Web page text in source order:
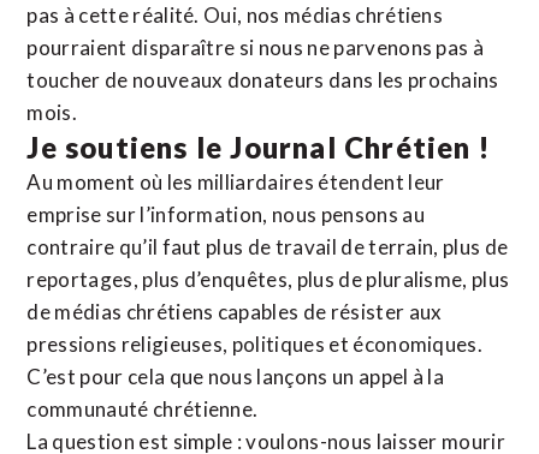
pas à cette réalité. Oui, nos médias chrétiens
pourraient disparaître si nous ne parvenons pas à
toucher de nouveaux donateurs dans les prochains
mois.
Je soutiens le Journal Chrétien !
Au moment où les milliardaires étendent leur
emprise sur l’information, nous pensons au
contraire qu’il faut plus de travail de terrain, plus de
reportages, plus d’enquêtes, plus de pluralisme, plus
de médias chrétiens capables de résister aux
pressions religieuses, politiques et économiques.
C’est pour cela que nous lançons un appel à la
communauté chrétienne.
La question est simple : voulons-nous laisser mourir